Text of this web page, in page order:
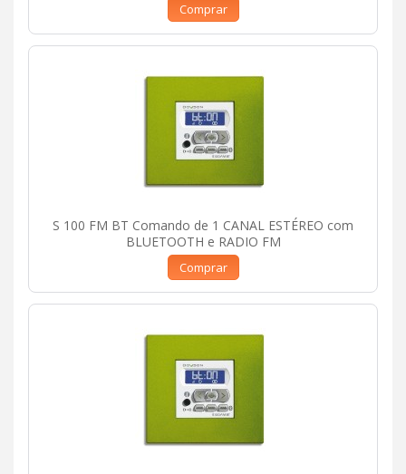
Comprar
S 100 FM BT Comando de 1 CANAL ESTÉREO com
BLUETOOTH e RADIO FM
Comprar